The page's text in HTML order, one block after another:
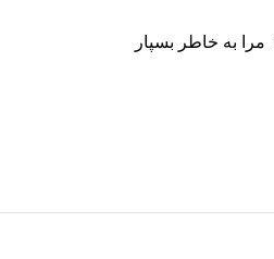
مرا به خاطر بسپار